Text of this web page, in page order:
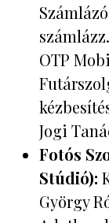
OTP
Jogi
Fotós
Stúdió):
György